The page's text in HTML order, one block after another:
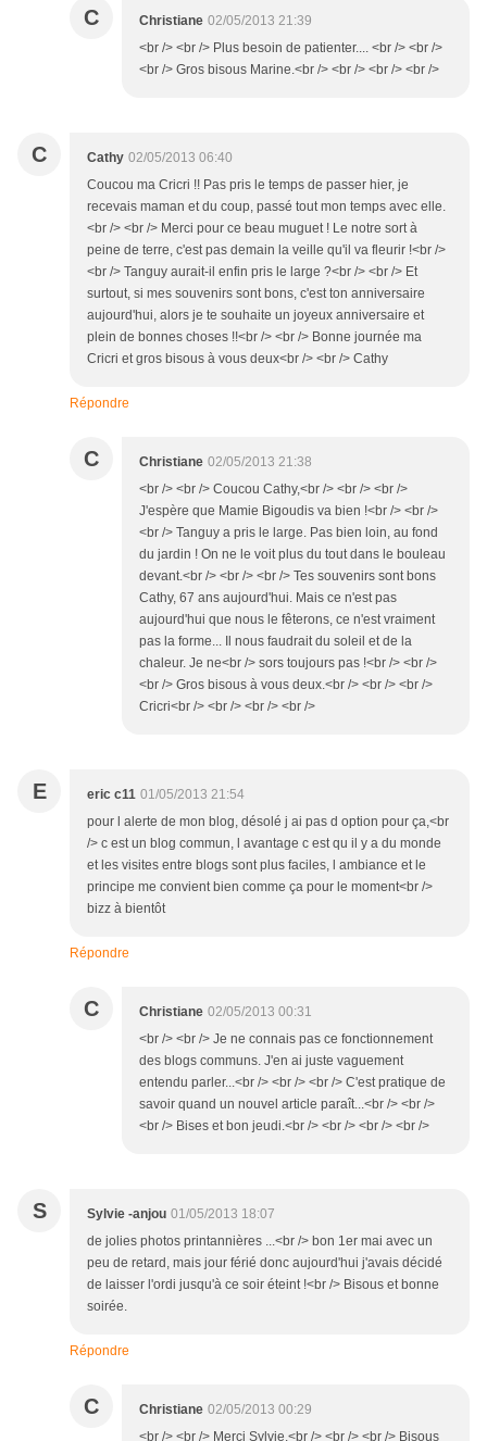
C Christiane 02/05/2013 21:39
<br /> <br /> Plus besoin de patienter.... <br /> <br />
<br /> Gros bisous Marine.<br /> <br /> <br /> <br />
C Cathy 02/05/2013 06:40
Coucou ma Cricri !! Pas pris le temps de passer hier, je
recevais maman et du coup, passé tout mon temps avec elle.
<br /> <br /> Merci pour ce beau muguet ! Le notre sort à
peine de terre, c'est pas demain la veille qu'il va fleurir !<br />
<br /> Tanguy aurait-il enfin pris le large ?<br /> <br /> Et
surtout, si mes souvenirs sont bons, c'est ton anniversaire
aujourd'hui, alors je te souhaite un joyeux anniversaire et
plein de bonnes choses !!<br /> <br /> Bonne journée ma
Cricri et gros bisous à vous deux<br /> <br /> Cathy
Répondre
C Christiane 02/05/2013 21:38
<br /> <br /> Coucou Cathy,<br /> <br /> <br />
J'espère que Mamie Bigoudis va bien !<br /> <br />
<br /> Tanguy a pris le large. Pas bien loin, au fond
du jardin ! On ne le voit plus du tout dans le bouleau
devant.<br /> <br /> <br /> Tes souvenirs sont bons
Cathy, 67 ans aujourd'hui. Mais ce n'est pas
aujourd'hui que nous le fêterons, ce n'est vraiment
pas la forme... Il nous faudrait du soleil et de la
chaleur. Je ne<br /> sors toujours pas !<br /> <br />
<br /> Gros bisous à vous deux.<br /> <br /> <br />
Cricri<br /> <br /> <br /> <br />
E eric c11 01/05/2013 21:54
pour l alerte de mon blog, désolé j ai pas d option pour ça,<br
/> c est un blog commun, l avantage c est qu il y a du monde
et les visites entre blogs sont plus faciles, l ambiance et le
principe me convient bien comme ça pour le moment<br />
bizz à bientôt
Répondre
C Christiane 02/05/2013 00:31
<br /> <br /> Je ne connais pas ce fonctionnement
des blogs communs. J'en ai juste vaguement
entendu parler...<br /> <br /> <br /> C'est pratique de
savoir quand un nouvel article paraît...<br /> <br />
<br /> Bises et bon jeudi.<br /> <br /> <br /> <br />
S Sylvie -anjou 01/05/2013 18:07
de jolies photos printannières ...<br /> bon 1er mai avec un
peu de retard, mais jour férié donc aujourd'hui j'avais décidé
de laisser l'ordi jusqu'à ce soir éteint !<br /> Bisous et bonne
soirée.
Répondre
C Christiane 02/05/2013 00:29
<br /> <br /> Merci Sylvie.<br /> <br /> <br /> Bisous